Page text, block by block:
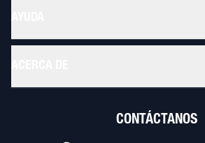
CONTÁCTANOS